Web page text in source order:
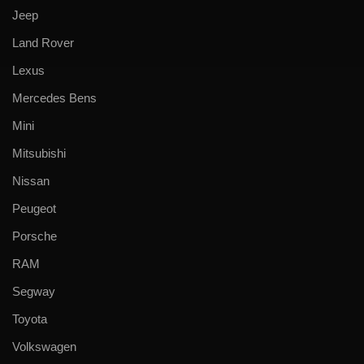
Jeep
Land Rover
Lexus
Mercedes Bens
Mini
Mitsubishi
Nissan
Peugeot
Porsche
RAM
Segway
Toyota
Volkswagen